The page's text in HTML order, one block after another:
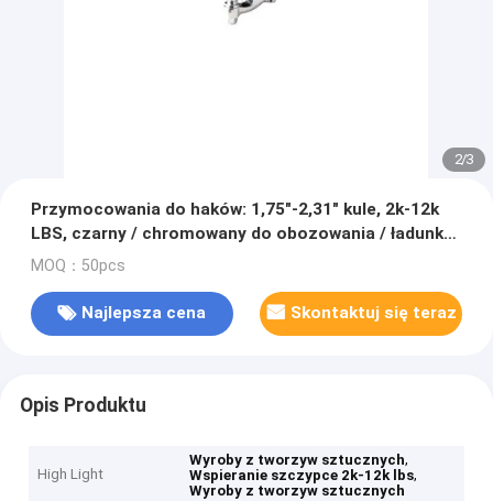
2/3
Przymocowania do haków: 1,75"-2,31" kule, 2k-12k
LBS, czarny / chromowany do obozowania / ładunku
/ inżynierii
MOQ：50pcs
Najlepsza cena Skontaktuj się teraz
Opis Produktu
High Light
Wyroby z tworzyw sztucznych,
Wspieranie szczypce 2k-12k lbs,
Wyroby z tworzyw sztucznych